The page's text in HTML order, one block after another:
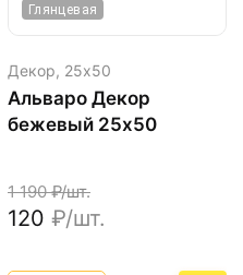
Глянцевая
Декор, 25х50
Альваро Декор
бежевый 25х50
1 190₽/шт.
120 ₽/шт.